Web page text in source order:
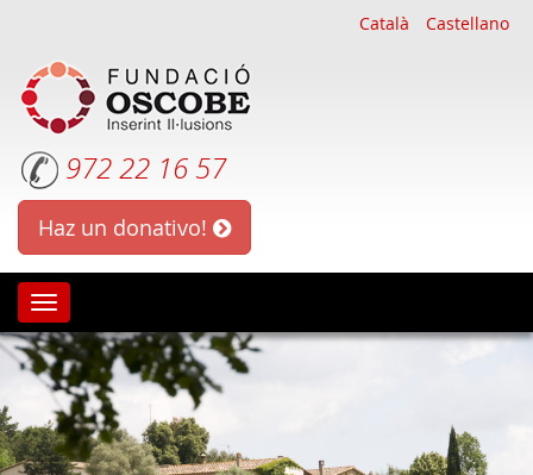
Català Castellano
972 22 16 57
Haz un donativo!
Oscobe